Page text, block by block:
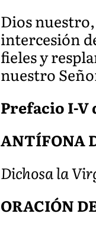
Dios
intercesión
fieles y
nuestro
Prefacio I-V
ANTÍFONA
Dichosa la
ORACIÓN